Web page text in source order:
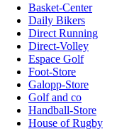
Basket-Center
Daily Bikers
Direct Running
Direct-Volley
Espace Golf
Foot-Store
Galopp-Store
Golf and co
Handball-Store
House of Rugby